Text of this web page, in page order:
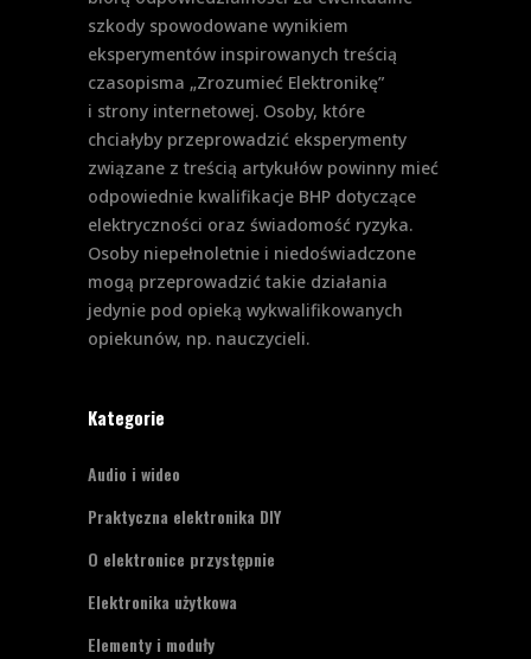
szkody spowodowane wynikiem
eksperymentów inspirowanych treścią
czasopisma „Zrozumieć Elektronikę”
i strony internetowej. Osoby, które
chciałyby przeprowadzić eksperymenty
związane z treścią artykułów powinny mieć
odpowiednie kwalifikacje BHP dotyczące
elektryczności oraz świadomość ryzyka.
Osoby niepełnoletnie i niedoświadczone
mogą przeprowadzić takie działania
jedynie pod opieką wykwalifikowanych
opiekunów, np. nauczycieli.
Kategorie
Audio i wideo
Praktyczna elektronika DIY
O elektronice przystępnie
Elektronika użytkowa
Elementy i moduły